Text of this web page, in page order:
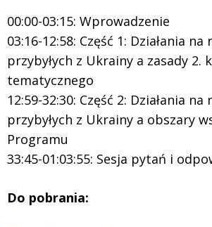
00:00-03:15: Wprowadzenie
03:16-12:58: Część 1: Działania na
przybyłych z Ukrainy a zasady 2.
tematycznego
12:59-32:30: Część 2: Działania
przybyłych z Ukrainy a obszary
Programu
33:45-01:03:55: Sesja pytań i
Do pobrania: